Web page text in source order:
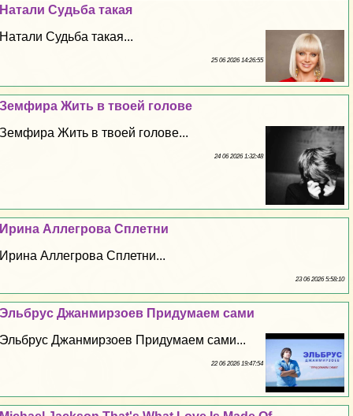
Натали Судьба такая
Натали Судьба такая...
25 06 2026 14:26:55
Земфира Жить в твоей голове
Земфира Жить в твоей голове...
24 06 2026 1:32:48
Ирина Аллегрова Сплетни
Ирина Аллегрова Сплетни...
23 06 2026 5:58:10
Эльбрус Джанмирзоев Придумаем сами
Эльбрус Джанмирзоев Придумаем сами...
22 06 2026 19:47:54